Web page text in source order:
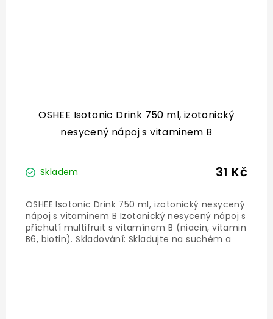
OSHEE Isotonic Drink 750 ml, izotonický
nesycený nápoj s vitaminem B
Skladem 31 Kč
OSHEE Isotonic Drink 750 ml, izotonický nesycený
nápoj s vitaminem B Izotonický nesycený nápoj s
příchutí multifruit s vitamínem B (niacin, vitamin
B6, biotin). Skladování: Skladujte na suchém a